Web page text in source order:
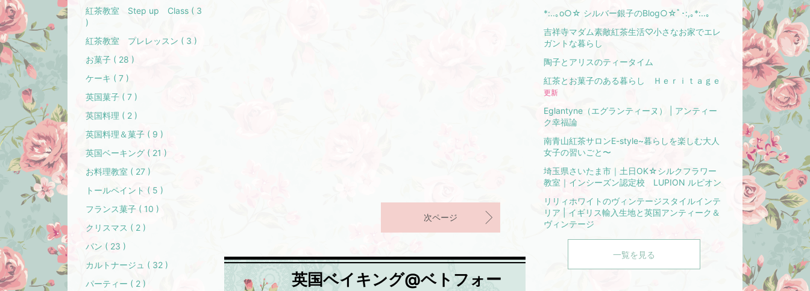
次ページ
英国ベイキング@ベトフォー
*:..｡o○☆ シルバー銀子のBlog○☆ﾟ･:,｡*:..｡
吉祥寺マダム素敵紅茶生活♡小さなお家でエレ
ガントな暮らし
陶子とアリスのティータイム
紅茶とお菓子のある暮らし Ｈｅｒｉｔａｇｅ
更新
Eglantyne（エグランティーヌ） | アンティー
ク幸福論
南青山紅茶サロンE-style~暮らしを楽しむ大人
女子の習いごと〜
埼玉県さいたま市｜土日OK☆シルクフラワー
教室｜インシーズン認定校 LUPION ルピオン
リリィホワイトのヴィンテージスタイルインテ
リア | イギリス輸入生地と英国アンティーク＆
ヴィンテージ
一覧を見る
紅茶教室 Step up Class ( 3
)
紅茶教室 プレレッスン ( 3 )
お菓子 ( 28 )
ケーキ ( 7 )
英国菓子 ( 7 )
英国料理 ( 2 )
英国料理＆菓子 ( 9 )
英国ベーキング ( 21 )
お料理教室 ( 27 )
トールペイント ( 5 )
フランス菓子 ( 10 )
クリスマス ( 2 )
パン ( 23 )
カルトナージュ ( 32 )
パーティー ( 2 )